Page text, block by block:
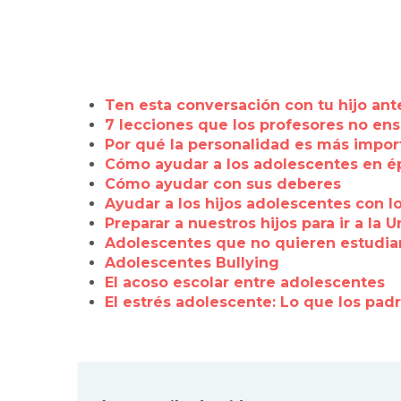
Ten esta conversación con tu hijo
7 lecciones que los profesores no
Por qué la personalidad es más
Cómo ayudar a los adolescentes en
Cómo ayudar con sus deberes
Ayudar a los hijos adolescentes con
Preparar a nuestros hijos para ir a la
Adolescentes que no quieren
Adolescentes Bullying
El acoso escolar entre adolescentes
El estrés adolescente: Lo que los